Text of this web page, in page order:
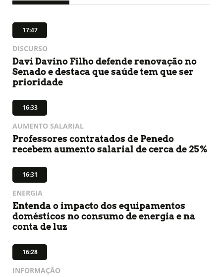
17:47
DISCURSO
Davi Davino Filho defende renovação no
Senado e destaca que saúde tem que ser
prioridade
16:33
AUMENTO SALARIAL
Professores contratados de Penedo
recebem aumento salarial de cerca de 25%
16:31
ENERGIA
Entenda o impacto dos equipamentos
domésticos no consumo de energia e na
conta de luz
16:28
INFORMAÇÃO